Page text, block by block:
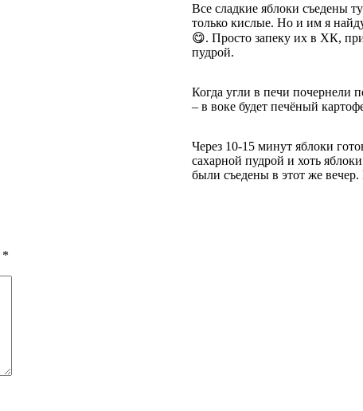
Все сладкие яблоки съедены
только кислые. Но и им я
😋. Просто запеку их в ХК,
пудрой.
Когда угли в печи почернели
– в воке будет печёный
Через 10-15 минут яблоки
сахарной пудрой и хоть
были съедены в этот же
*